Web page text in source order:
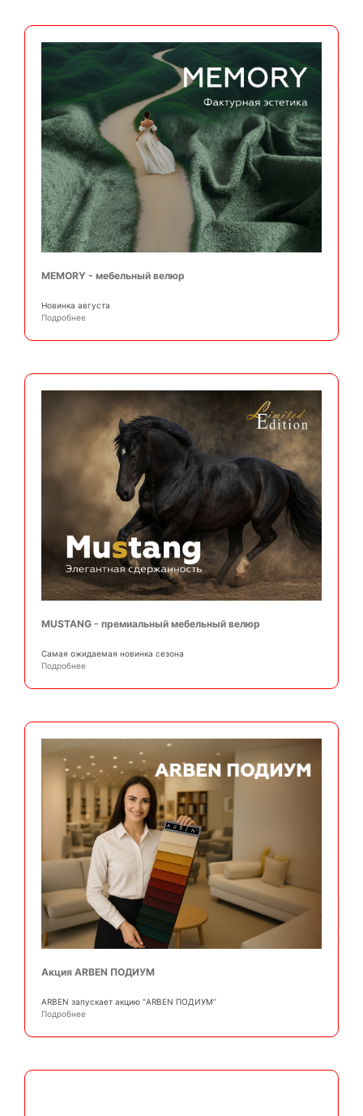
MEMORY - мебельный велюр
Новинка августа
Подробнее
MUSTANG - премиальный мебельный велюр
Самая ожидаемая новинка сезона
Подробнее
Акция ARBEN ПОДИУМ
АRBEN запускает акцию “ARBEN ПОДИУМ”
Подробнее